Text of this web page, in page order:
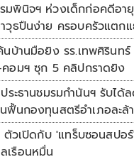
มพินิจฯ ห่วงเด็กก่อคดีอา
าวุธปืนง่าย ครอบครัวแตก
คัญ
นบ้านมือยิง รร.เทพศิรินท
อมฯ ซุก 5 คลิปกราดยิง
ระธานชมรมกำนันฯ รับได้ล
ฟื้นกองทุนสตรีอำเภอละล้
ตัวเปิดกับ 'แทร็บซอนสปอ
เรือนหมื่น